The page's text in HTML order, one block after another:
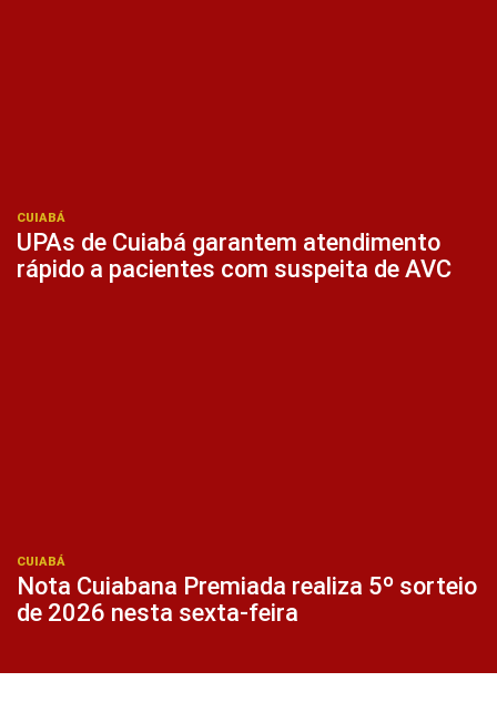
CUIABÁ
UPAs de Cuiabá garantem atendimento
rápido a pacientes com suspeita de AVC
CUIABÁ
Nota Cuiabana Premiada realiza 5º sorteio
de 2026 nesta sexta-feira